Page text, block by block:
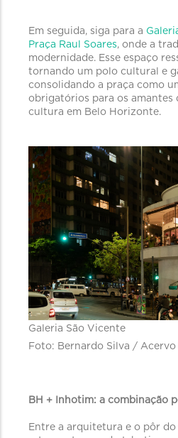
Em seguida, siga para a
Praça Raul Soares, onde a
modernidade. Esse espaço
tornando um polo cultural e
consolidando a praça como
obrigatórios para os amantes
cultura em Belo Horizonte.
Galeria São Vicente
Foto: Bernardo Silva /
BH + Inhotim: a combinação
Entre a arquitetura e o pôr do